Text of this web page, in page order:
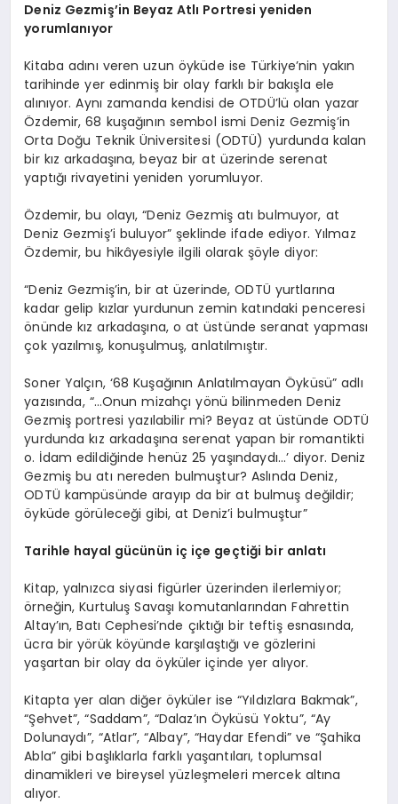
Deniz Gezmiş’in Beyaz Atlı Portresi yeniden
yorumlanıyor
Kitaba adını veren uzun öyküde ise Türkiye’nin yakın
tarihinde yer edinmiş bir olay farklı bir bakışla ele
alınıyor. Aynı zamanda kendisi de OTDÜ’lü olan yazar
Özdemir, 68 kuşağının sembol ismi Deniz Gezmiş’in
Orta Doğu Teknik Üniversitesi (ODTÜ) yurdunda kalan
bir kız arkadaşına, beyaz bir at üzerinde serenat
yaptığı rivayetini yeniden yorumluyor.
Özdemir, bu olayı, “Deniz Gezmiş atı bulmuyor, at
Deniz Gezmiş’i buluyor” şeklinde ifade ediyor. Yılmaz
Özdemir, bu hikâyesiyle ilgili olarak şöyle diyor:
“Deniz Gezmiş’in, bir at üzerinde, ODTÜ yurtlarına
kadar gelip kızlar yurdunun zemin katındaki penceresi
önünde kız arkadaşına, o at üstünde seranat yapması
çok yazılmış, konuşulmuş, anlatılmıştır.
Soner Yalçın, ‘68 Kuşağının Anlatılmayan Öyküsü” adlı
yazısında, “…Onun mizahçı yönü bilinmeden Deniz
Gezmiş portresi yazılabilir mi? Beyaz at üstünde ODTÜ
yurdunda kız arkadaşına serenat yapan bir romantikti
o. İdam edildiğinde henüz 25 yaşındaydı…’ diyor. Deniz
Gezmiş bu atı nereden bulmuştur? Aslında Deniz,
ODTÜ kampüsünde arayıp da bir at bulmuş değildir;
öyküde görüleceği gibi, at Deniz’i bulmuştur”
Tarihle hayal gücünün iç içe geçtiği bir anlatı
Kitap, yalnızca siyasi figürler üzerinden ilerlemiyor;
örneğin, Kurtuluş Savaşı komutanlarından Fahrettin
Altay’ın, Batı Cephesi’nde çıktığı bir teftiş esnasında,
ücra bir yörük köyünde karşılaştığı ve gözlerini
yaşartan bir olay da öyküler içinde yer alıyor.
Kitapta yer alan diğer öyküler ise “Yıldızlara Bakmak”,
“Şehvet”, “Saddam”, “Dalaz’ın Öyküsü Yoktu”, “Ay
Dolunaydı”, “Atlar”, “Albay”, “Haydar Efendi” ve “Şahika
Abla” gibi başlıklarla farklı yaşantıları, toplumsal
dinamikleri ve bireysel yüzleşmeleri mercek altına
alıyor.